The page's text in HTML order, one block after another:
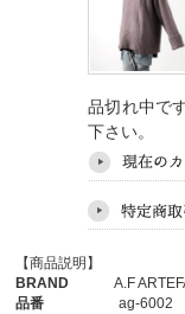
品切れ中で
下さい。
【商品説明】
BRAND A.F
品番 ag-6002